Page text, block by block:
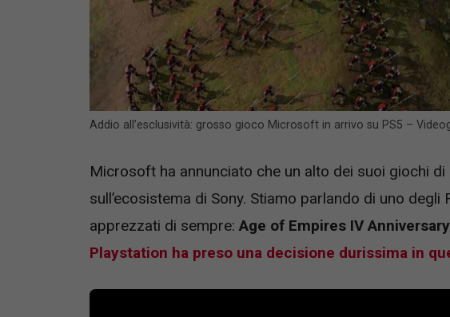
Addio all’esclusività: grosso gioco Microsoft in arrivo su PS5 –
Microsoft ha annunciato che un alto dei suoi giochi
sull’ecosistema di Sony. Stiamo parlando di uno degli
apprezzati di sempre: Age of Empires IV
Playstation ha preso una decisione durissima in